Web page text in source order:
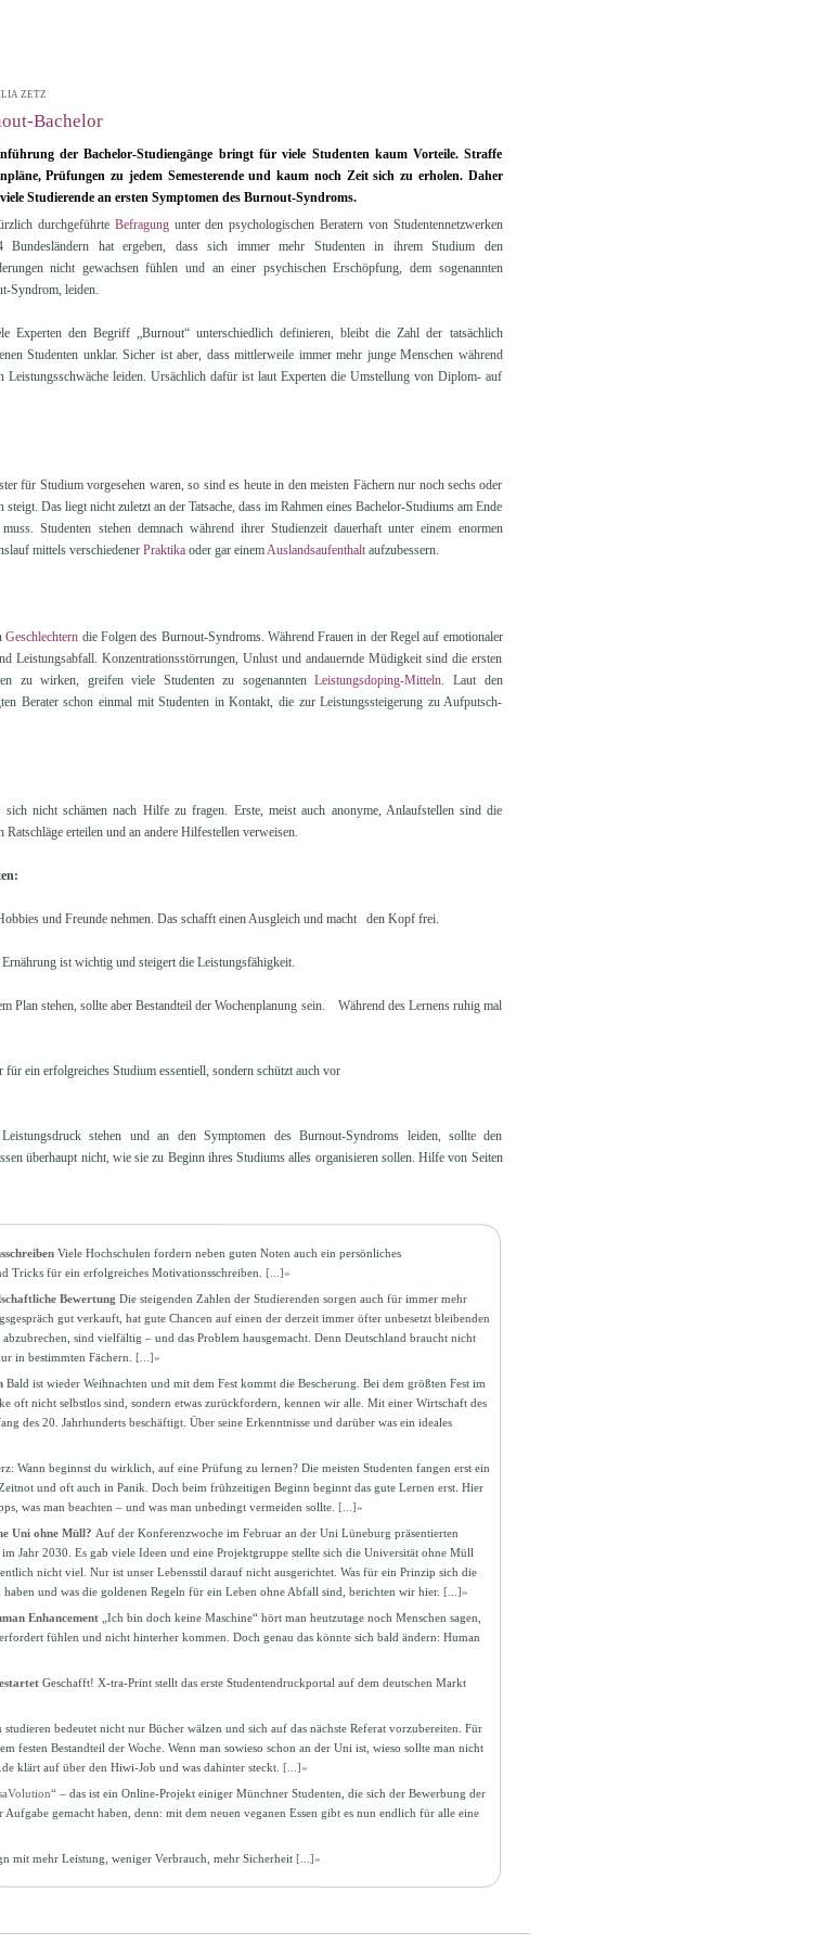
ZETZ
Bachelor
der Bachelor-Studiengänge bringt für viele Studenten kaum Vorteile. Straffe
Prüfungen zu jedem Semesterende und kaum noch Zeit sich zu erholen. Daher
Studierende an ersten Symptomen des Burnout-Syndroms.
durchgeführte Befragungunter den psychologischen Beratern von Studentennetzwerken
Bundesländern hat ergeben, dass sich immer mehr Studenten in ihrem Studium den
nicht gewachsen fühlen und an einer psychischen Erschöpfung, dem sogenannten
Syndrom, leiden.
Experten den Begriff „Burnout“ unterschiedlich definieren, bleibt die Zahl der tatsächlich
Studenten unklar. Sicher ist aber, dass mittlerweile immer mehr junge Menschen während
Leistungsschwäche leiden. Ursächlich dafür ist laut Experten die Umstellung von Diplom- auf
für Studium vorgesehen waren, so sind es heute in den meisten Fächern nur noch sechs oder
Das liegt nicht zuletzt an der Tatsache, dass im Rahmen eines Bachelor-Studiums am Ende
Studenten stehen demnach während ihrer Studienzeit dauerhaft unter einem enormen
mittels verschiedener Praktikaoder gar einemAuslandsaufenthaltaufzubessern.
Geschlechtern die Folgen des Burnout-Syndroms. Während Frauen in der Regel auf emotionaler
Leistungsabfall. Konzentrationsstörrungen, Unlust und andauernde Müdigkeit sind die ersten
zu wirken, greifen viele Studenten zu sogenanntenLeistungsdoping-Mitteln. Laut den
Berater schon einmal mit Studenten in Kontakt, die zur Leistungssteigerung zu Aufputsch-
nicht schämen nach Hilfe zu fragen. Erste, meist auch anonyme, Anlaufstellen sind die
erteilen und an andere Hilfestellen verweisen.
und Freunde nehmen. Das schafft einen Ausgleich und macht den Kopf frei.
ist wichtig und steigert die Leistungsfähigkeit.
Plan stehen, sollte aber Bestandteil der Wochenplanung sein. Während des Lernens ruhig mal
ein erfolgreiches Studium essentiell, sondern schützt auch vor
stehen und an den Symptomen des Burnout-Syndroms leiden, sollte den
überhaupt nicht, wie sie zu Beginn ihres Studiums alles organisieren sollen. Hilfe von Seiten
Viele Hochschulen fordern neben guten Noten auch ein persönliches
Tricks für ein erfolgreiches Motivationsschreiben. [...]»
Bewertung Die steigenden Zahlen der Studierenden sorgen auch für immer mehr
gut verkauft, hat gute Chancen auf einen der derzeit immer öfter unbesetzt bleibenden
sind vielfältig – und das Problem hausgemacht. Denn Deutschland braucht nicht
in bestimmten Fächern. [...]»
Bald ist wieder Weihnachten und mit dem Fest kommt die Bescherung. Bei dem größten Fest im
oft nicht selbstlos sind, sondern etwas zurückfordern, kennen wir alle. Mit einer Wirtschaft des
des 20. Jahrhunderts beschäftigt. Über seine Erkenntnisse und darüber was ein ideales
Wann beginnst du wirklich, auf eine Prüfung zu lernen? Die meisten Studenten fangen erst ein
und oft auch in Panik. Doch beim frühzeitigen Beginn beginnt das gute Lernen erst. Hier
was man beachten – und was man unbedingt vermeiden sollte. [...]»
Uni ohne Müll? Auf der Konferenzwoche im Februar an der Uni Lüneburg präsentierten
Jahr 2030. Es gab viele Ideen und eine Projektgruppe stellte sich die Universität ohne Müll
nicht viel. Nur ist unser Lebensstil darauf nicht ausgerichtet. Was für ein Prinzip sich die
und was die goldenen Regeln für ein Leben ohne Abfall sind, berichten wir hier. [...]»
Enhancement
„Ich bin doch keine Maschine“ hört man heutzutage noch Menschen sagen,
fühlen und nicht hinterher kommen. Doch genau das könnte sich bald ändern: Human
Geschafft! X-tra-Print stellt das erste Studentendruckportal auf dem deutschen Markt
studieren bedeutet nicht nur Bücher wälzen und sich auf das nächste Referat vorzubereiten. Für
festen Bestandteil der Woche. Wenn man sowieso schon an der Uni ist, wieso sollte man nicht
klärt auf über den Hiwi-Job und was dahinter steckt. [...]»
“ – das ist ein Online-Projekt einiger Münchner Studenten, die sich der Bewerbung der
gemacht haben, denn: mit dem neuen veganen Essen gibt es nun endlich für alle eine
mit mehr Leistung, weniger Verbrauch, mehr Sicherheit [...]»